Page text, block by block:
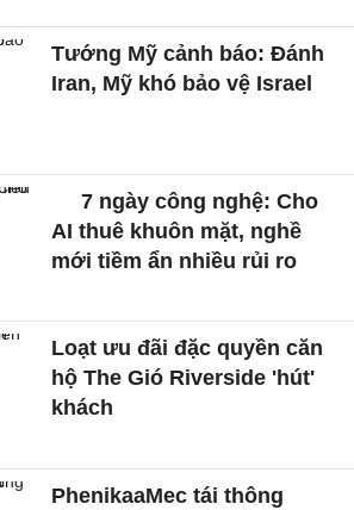
Tướng Mỹ cảnh báo: Đánh
Iran, Mỹ khó bảo vệ Israel
7 ngày công nghệ: Cho
AI thuê khuôn mặt, nghề
mới tiềm ẩn nhiều rủi ro
Loạt ưu đãi đặc quyền căn
hộ The Gió Riverside 'hút'
khách
PhenikaaMec tái thông